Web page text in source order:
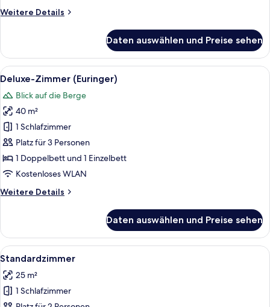
Weitere Details
Weitere
Gartenblick
(Alpina)
Daten auswählen und Preise sehen
Alle
Fotos
für
Deluxe-
Zimmer
(Euringer)
anzeigen
Ein Hotelzimmer mit einem
7
Deluxe-Zimmer (Euringer)
Blick auf die Berge
40 m²
1 Schlafzimmer
Platz für 3 Personen
1 Doppelbett und 1 Einzelbett
Kostenloses WLAN
Weitere Details
Weitere
Zimmer
(Euringer)
Daten auswählen und Preise sehen
Alle
Fotos
für
Standardzimmer
Ein modernes Hotelzimmer mit
8
Standardzimmer
25 m²
1 Schlafzimmer